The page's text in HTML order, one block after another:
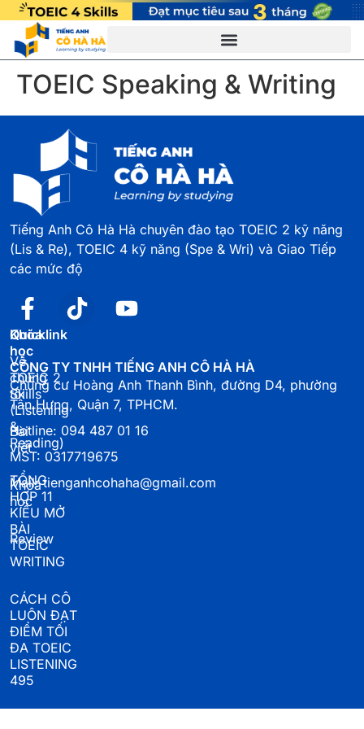
TOEIC Speaking & Writing
Tiếng Anh Cô Hà Hà chuyên đào tạo TOEIC 2 kỹ năng
(Lis & Re), TOEIC 4 kỹ năng (Spe & Wri) và Giao Tiếp
các mức độ
Quicklink
Về
chúng
tôi
Bài
viết
Khoá
học
Review
Khóa
học
TOEIC 2
Skills
(Listening
&
Reading)
TỔNG
HỢP 11
KIỂU MỞ
BÀI
TOEIC
WRITING
CÁCH CÔ
LUÔN ĐẠT
ĐIỂM TỐI
ĐA TOEIC
LISTENING
495
CÔNG TY TNHH TIẾNG ANH CÔ HÀ HÀ
Chung cư Hoàng Anh Thanh Bình, đường D4, phường
Tân Hưng, Quận 7, TPHCM.
Hotline: 094 487 01 16
MST: 0317719675
Mail: tienganhcohaha@gmail.com